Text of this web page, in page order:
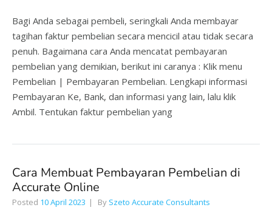
Bagi Anda sebagai pembeli, seringkali Anda membayar
tagihan faktur pembelian secara mencicil atau tidak secara
penuh. Bagaimana cara Anda mencatat pembayaran
pembelian yang demikian, berikut ini caranya : Klik menu
Pembelian | Pembayaran Pembelian. Lengkapi informasi
Pembayaran Ke, Bank, dan informasi yang lain, lalu klik
Ambil. Tentukan faktur pembelian yang
Cara Membuat Pembayaran Pembelian di
Accurate Online
Posted 10 April 2023 By Szeto Accurate Consultants